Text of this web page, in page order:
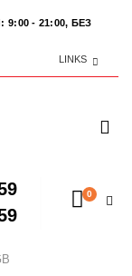
- 21:00, БЕЗ
LINKS
0